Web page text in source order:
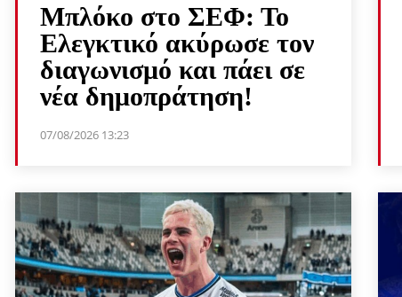
Μπλόκο στο ΣΕΦ: Το
Ελεγκτικό ακύρωσε τον
διαγωνισμό και πάει σε
νέα δημοπράτηση!
07/08/2026 13:23